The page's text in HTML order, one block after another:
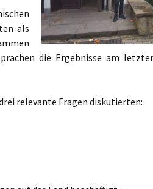
als
die Ergebnisse am
relevante Fragen diskutierten: